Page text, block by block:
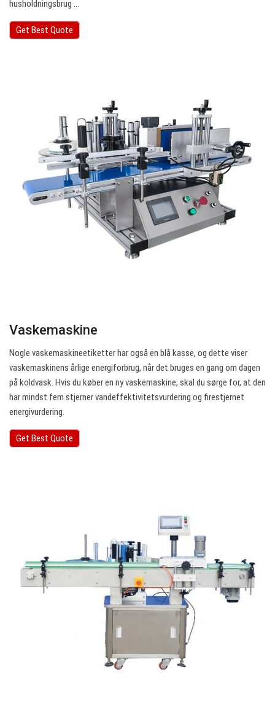
husholdningsbrug ...
Get Best Quote
Vaskemaskine
Nogle vaskemaskineetiketter har også en blå kasse, og dette viser
vaskemaskinens årlige energiforbrug, når det bruges en gang om dagen
på koldvask. Hvis du køber en ny vaskemaskine, skal du sørge for, at den
har mindst fem stjerner vandeffektivitetsvurdering og firestjernet
energivurdering.
Get Best Quote